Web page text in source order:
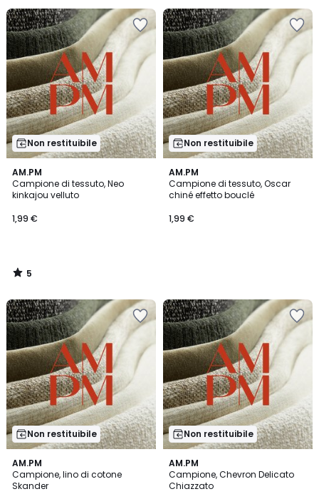
Non restituibile
AM.PM
Campione di tessuto, Neo
kinkajou velluto
1,99 €
5
/
5
5
/
Non restituibile
AM.PM
Campione di tessuto, Oscar
chiné effetto bouclé
1,99 €
Non restituibile
AM.PM
Campione, lino di cotone
Skander
3
/
5
Non restituibile
AM.PM
Campione, Chevron Delicato
Chiazzato